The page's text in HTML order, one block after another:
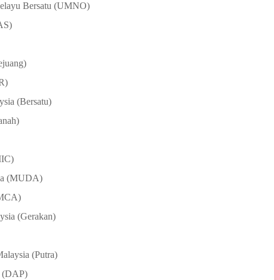
Bersatu (UMNO)
(Bersatu)
(MUDA)
(Gerakan)
(Putra)
(DAP)